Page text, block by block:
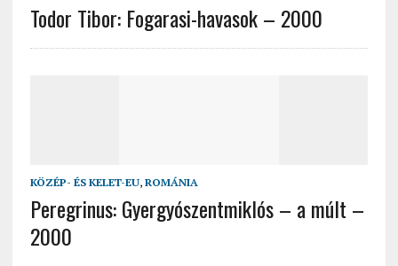
Todor Tibor: Fogarasi-havasok – 2000
KÖZÉP- ÉS KELET-EU, ROMÁNIA
Peregrinus: Gyergyószentmiklós – a múlt –
2000